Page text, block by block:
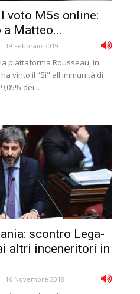
voto M5s online:
Matteo...
- 19 Febbraio 2019
piattaforma Rousseau, in
vinto il “Sì" all'immunità di
dei...
scontro Lega-
altri inceneritori in
- 16 Novembre 2018